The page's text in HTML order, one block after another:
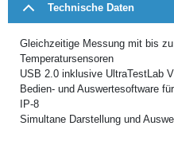
Technische Daten
Gleichzeitige Messung mit bis
Temperatursensoren
USB 2.0 inklusive UltraTestLab
Bedien- und Auswertesoftware
IP-8
Simultane Darstellung und